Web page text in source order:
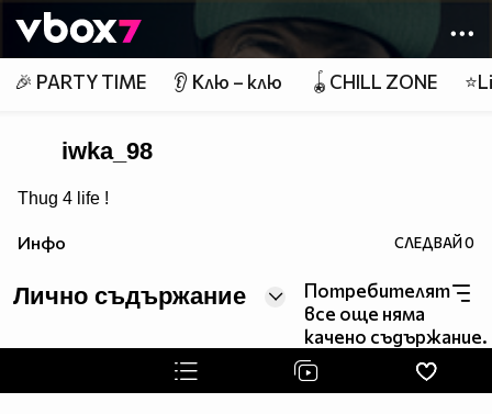
👾
🎉 PARTY TIME 👂 Клю – клю 🪀CHILL ZONE
iwka_98
Thug 4 life !
Инфо СЛЕДВАЙ0
Лично съдържание
Потребителят
все още няма
качено съдържание.